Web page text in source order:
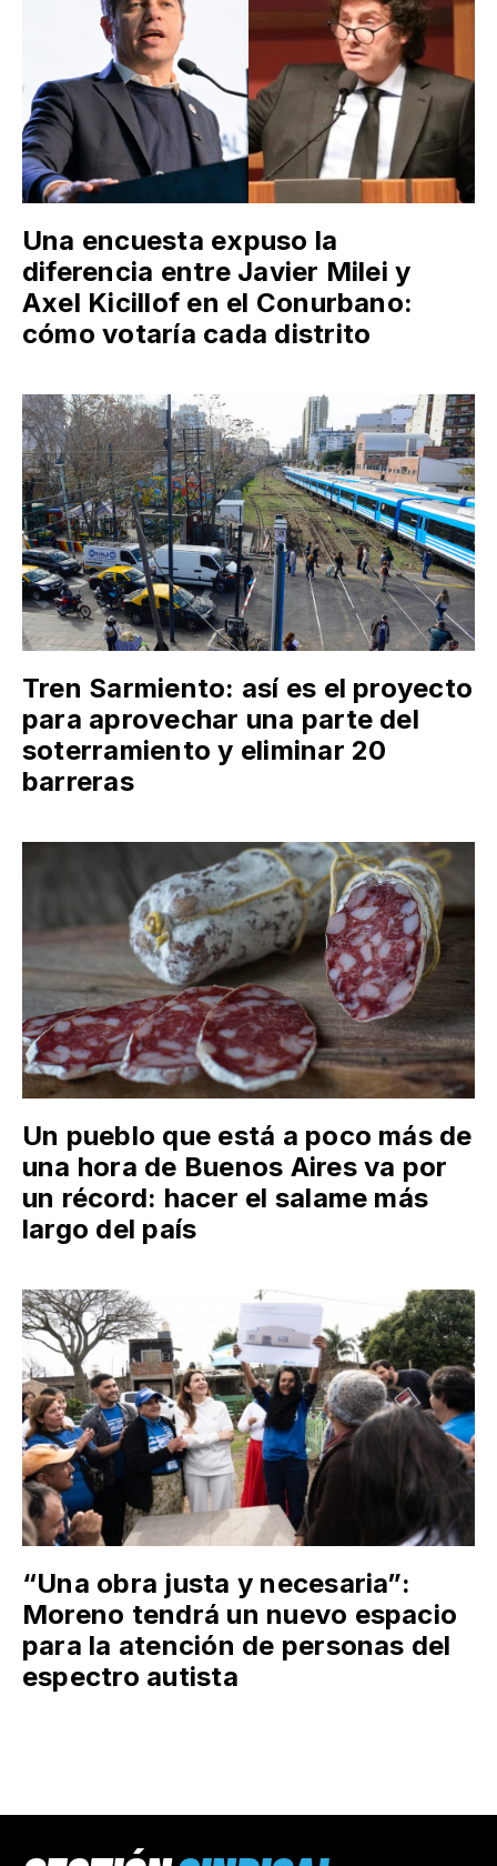
Una encuesta expuso la
diferencia entre Javier Milei y
Axel Kicillof en el Conurbano:
cómo votaría cada distrito
Tren Sarmiento: así es el proyecto
para aprovechar una parte del
soterramiento y eliminar 20
barreras
Un pueblo que está a poco más de
una hora de Buenos Aires va por
un récord: hacer el salame más
largo del país
“Una obra justa y necesaria”:
Moreno tendrá un nuevo espacio
para la atención de personas del
espectro autista